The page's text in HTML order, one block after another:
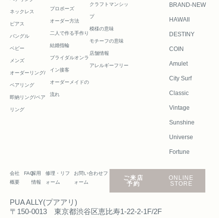
ネックレス
ピアス
バングル
ベビー
メンズ
オーダーリング/
ペアリング
即納リング/ペア
リング
プロポーズ
オーダー方法
二人で作る手作り
結婚指輪
ブライダルオンラ
イン接客
オーダーメイドの
流れ
クラフトマンシッ
プ
模様の意味
モチーフの意味
店舗情報
アレルギーフリー
BRAND-NEW
HAWAII
DESTINY
COIN
Amulet
City Surf
Classic
Vintage
Sunshine
Universe
Fortune
会社
概要
FAQ採用
情報
修理・リフ
ォーム
お問い合わせフ
ォーム
ご来店
予約
ONLINE
STORE
PUA ALLY(プアアリ)
〒150-0013 東京都渋谷区恵比寿1-22-2-1F/2F